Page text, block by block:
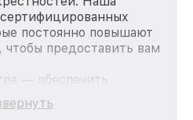
постоянно повышают
предоставить вам
— обеспечить
ремонт для
продукции LG, вне